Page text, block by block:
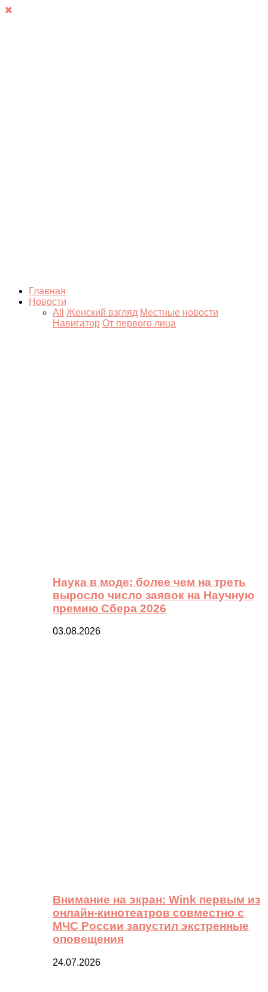
Главная
Новости
All
Женский взгляд Местные новости
Навигатор От первого лица
Наука в моде: более чем на треть
выросло число заявок на Научную
премию Сбера 2026
03.08.2026
Внимание на экран: Wink первым из
онлайн-кинотеатров совместно с
МЧС России запустил экстренные
оповещения
24.07.2026